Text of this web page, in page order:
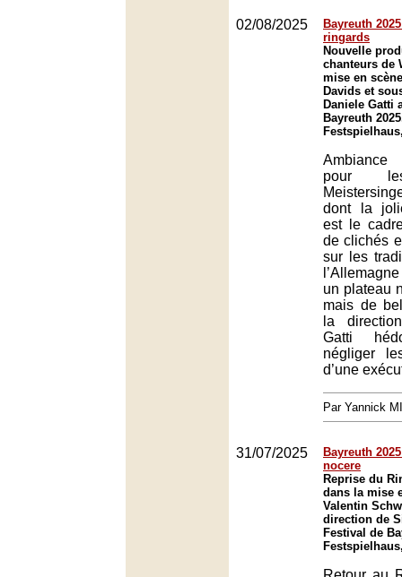
02/08/2025
Bayreuth
ringards
Nouvelle
chanteurs de
mise en
Davids et
Daniele Gatti
Bayreuth
pour
dont la
est le
de clichés
sur les
un plateau
mais de
la
Gatti
négliger
d’une
Par Yannick
31/07/2025
Bayreuth
nocere
Reprise du
dans la mise
Valentin
direction de
Festival de